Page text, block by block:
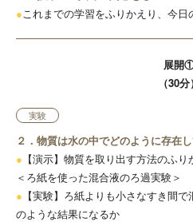
● これまでの学習をふりかえり、今
展開
（30分）
実験
２．物質は水の中でどのように存在
● 【演示】物質を取り出す方法のふり
＜ろ紙を使った混合液のろ過実験＞
● 【実験】ろ紙よりも小さなすき間
のような結果になるか